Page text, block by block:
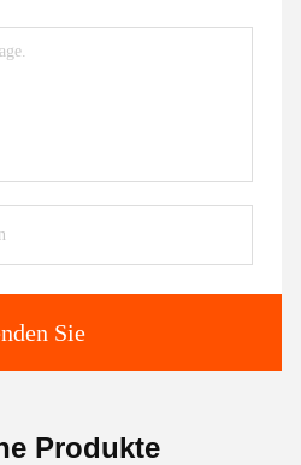
Sie
Produkte